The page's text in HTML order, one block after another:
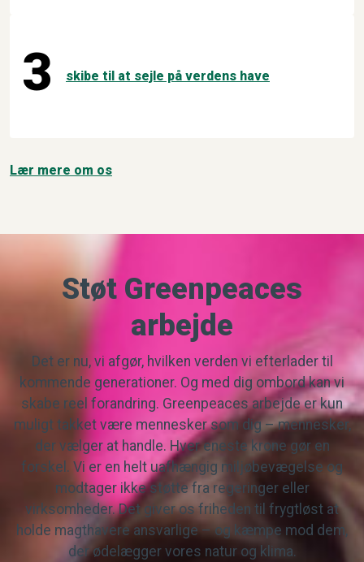
3 skibe til at sejle på verdens have
Lær mere om os
Støt Greenpeaces
arbejde
Det er nu, vi afgør, hvilken verden vi efterlader til
kommende generationer. Og med dig ombord kan vi
skabe reel forandring. Greenpeaces arbejde er kun
muligt takket være mennesker som dig – mennesker,
der vælger at handle. Hver eneste krone gør en
forskel. Vi er en helt uafhængig miljøbevægelse og
modtager ikke støtte fra regeringer eller
virksomheder. Det giver os friheden til frygtløst at
holde magthavere ansvarlige – og kæmpe mod dem,
der ødelægger vores natur og klima.